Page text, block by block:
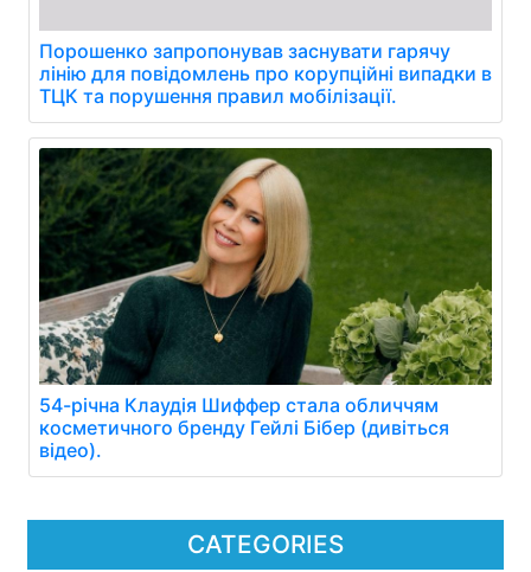
CATEGORIES
Порошенко запропонував заснувати гарячу
лінію для повідомлень про корупційні випадки в
ТЦК та порушення правил мобілізації.
54-річна Клаудія Шиффер стала обличчям
косметичного бренду Гейлі Бібер (дивіться
відео).